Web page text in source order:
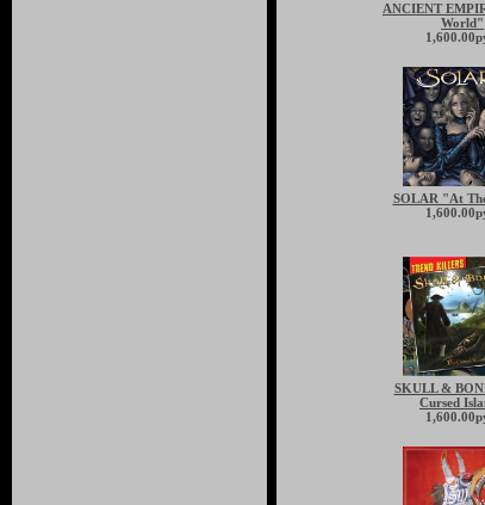
ANCIENT
World"
SOLAR "At
SKULL &
Cursed